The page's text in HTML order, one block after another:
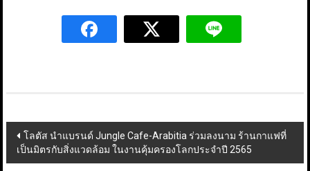
Post
navigation
โลตัส นำแบรนด์ Jungle Cafe-Arabitia ร่วมลงนาม ร้านกาแฟที่
เป็นมิตรกับสิ่งแวดล้อม ในงานคุ้มครองโลกประจำปี 2565